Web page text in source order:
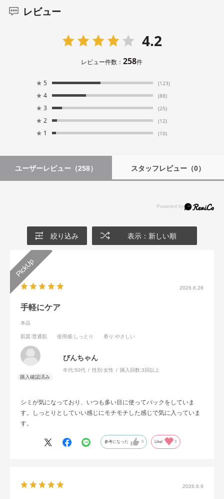
レビュー
4.2
レビュー件数：258件
★ 5 (123)
★ 4 (88)
★ 3 (25)
★ 2 (12)
★ 1 (10)
ユーザーレビュー （258） スタッフレビュー （0）
絞り込み 表示：新しい順
2026.6.28
手軽にケア
本品
肌質:普通肌 使用感:しっとり 香り :やさしい
びんちゃん
年代:50代 性別:女性 購入回数:3回以上
シミが気になっており、いつも多い目に使ってパックをしていま
す。しっとりとしていい感じにモチモチした感じで気に入っていま
す。
参考になった 0 Like! 0
2026.6.9